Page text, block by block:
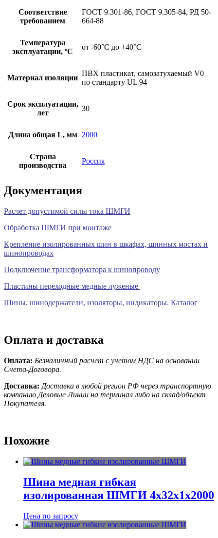
Соответствие
требованием
ГОСТ 9.301-86, ГОСТ 9.305-84, РД 50-
664-88
Температура
эксплуатации, ºС
от -60°С до +40°С
Материал изоляции
ПВХ пластикат, самозатухаемый V0
по стандарту UL 94
Срок эксплуатации,
лет
30
Длина общая L, мм 2000
Страна
производства
Россия
Документация
Расчет допустимой силы тока ШМГИ
Обработка ШМГИ при монтаже
Крепление изолированных шин в шкафах, шинных мостах и
шинопроводах
Подключение трансформатора к шинопроводу
Пластины переходные медные луженые
Шины, шинодержатели, изоляторы, индикаторы. Каталог
Оплата и доставка
Оплата: Безналичный расчет с учетом НДС на основании
Счета-Договора.
Доставка: Доставка в любой регион РФ через транспортную
компанию Деловые Линии на терминал либо на склад/объект
Покупателя.
Похожие
Шина медная гибкая
изолированная ШМГИ 4х32х1х2000
Цена по запросу